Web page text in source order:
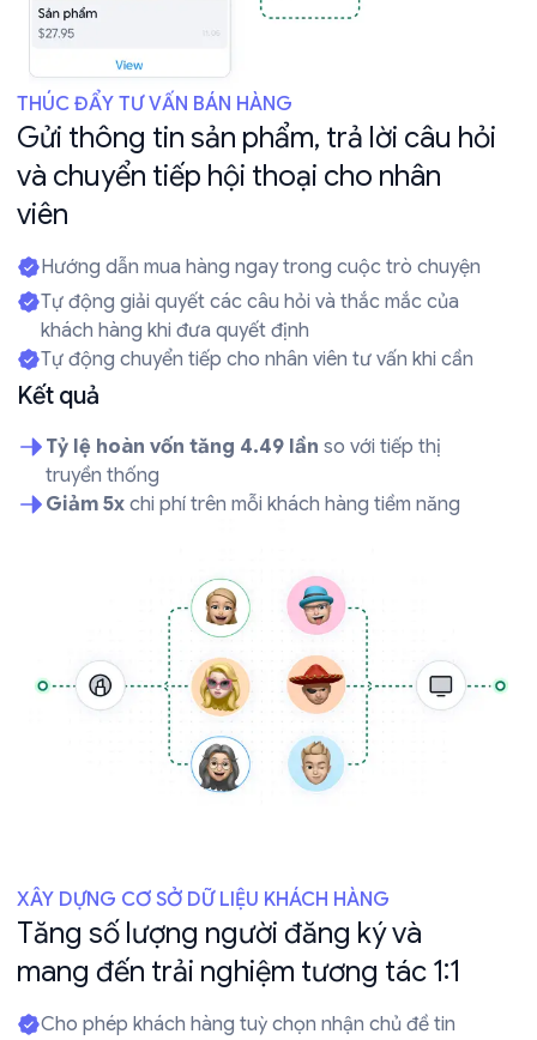
THÚC ĐẨY TƯ VẤN BÁN HÀNG
Gửi thông tin sản phẩm, trả lời câu hỏi
và chuyển tiếp hội thoại cho nhân
viên
Hướng dẫn mua hàng ngay trong cuộc trò chuyện
Tự động giải quyết các câu hỏi và thắc mắc của
khách hàng khi đưa quyết định
Tự động chuyển tiếp cho nhân viên tư vấn khi cần
Kết quả
Tỷ lệ hoàn vốn tăng 4.49 lần so với tiếp thị
truyền thống
Giảm 5x chi phí trên mỗi khách hàng tiềm năng
XÂY DỰNG CƠ SỞ DỮ LIỆU KHÁCH HÀNG
Tăng số lượng người đăng ký và
mang đến trải nghiệm tương tác 1:1
Cho phép khách hàng tuỳ chọn nhận chủ đề tin